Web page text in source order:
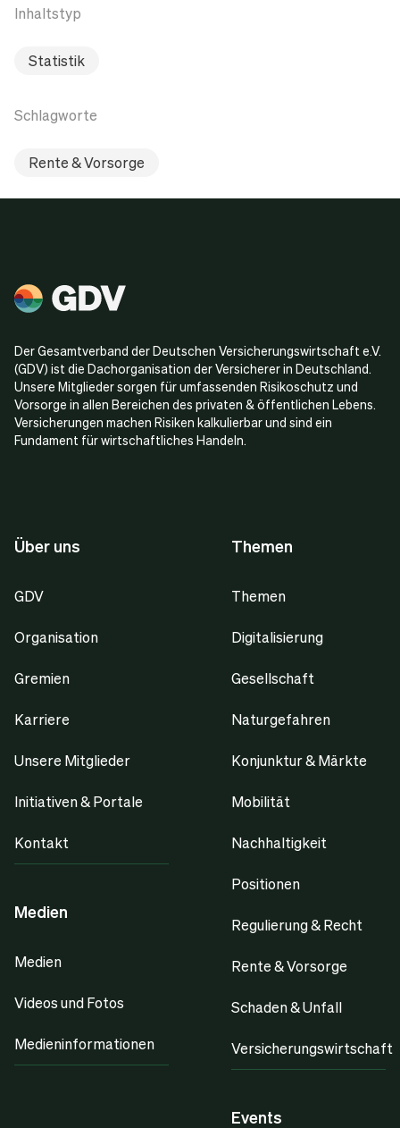
Inhaltstyp
Statistik
Schlagworte
Rente & Vorsorge
Der Gesamtverband der Deutschen Versicherungswirtschaft e.V.
(GDV) ist die Dachorganisation der Versicherer in Deutschland.
Unsere Mitglieder sorgen für umfassenden Risikoschutz und
Vorsorge in allen Bereichen des privaten & öffentlichen Lebens.
Versicherungen machen Risiken kalkulierbar und sind ein
Fundament für wirtschaftliches Handeln.
Über uns
GDV
Organisation
Gremien
Karriere
Unsere Mitglieder
Initiativen & Portale
Kontakt
Medien
Medien
Videos und Fotos
Medieninformationen
Themen
Themen
Digitalisierung
Gesellschaft
Naturgefahren
Konjunktur & Märkte
Mobilität
Nachhaltigkeit
Positionen
Regulierung & Recht
Rente & Vorsorge
Schaden & Unfall
Versicherungswirtschaft
Events